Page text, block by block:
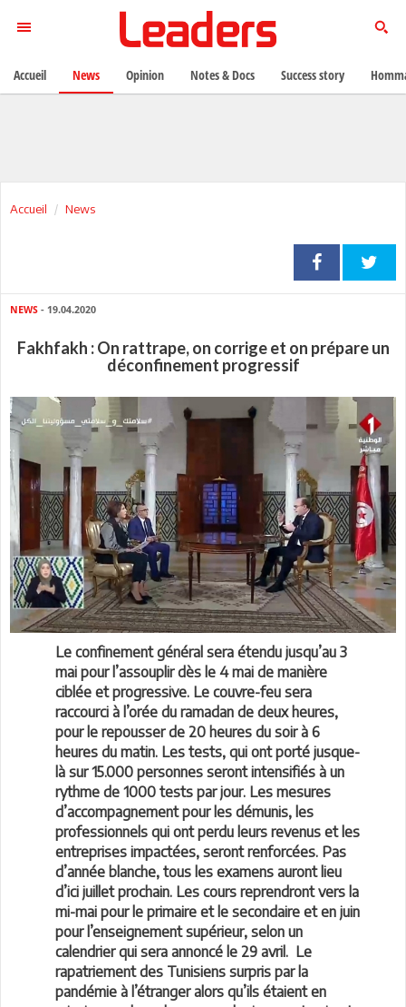
Accueil News
NEWS - 19.04.2020
Fakhfakh : On rattrape, on corrige et on prépare un
déconfinement progressif
Le confinement général sera étendu jusqu’au 3
mai pour l’assouplir dès le 4 mai de manière
ciblée et progressive. Le couvre-feu sera
raccourci à l’orée du ramadan de deux heures,
pour le repousser de 20 heures du soir à 6
heures du matin. Les tests, qui ont porté jusque-
là sur 15.000 personnes seront intensifiés à un
rythme de 1000 tests par jour. Les mesures
d’accompagnement pour les démunis, les
professionnels qui ont perdu leurs revenus et les
entreprises impactées, seront renforcées. Pas
d’année blanche, tous les examens auront lieu
d’ici juillet prochain. Les cours reprendront vers la
mi-mai pour le primaire et le secondaire et en juin
pour l’enseignement supérieur, selon un
calendrier qui sera annoncé le 29 avril. Le
rapatriement des Tunisiens surpris par la
pandémie à l’étranger alors qu’ils étaient en
Accueil News Opinion Notes & Docs Success story